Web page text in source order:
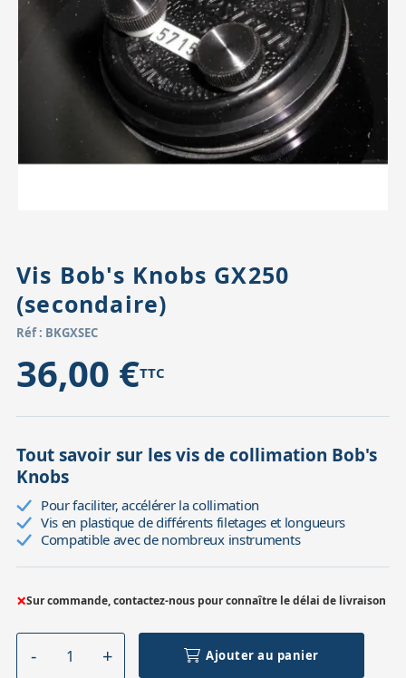
Accessoires pour montures
Têtes
Pièces détachées
Vis Bob's Knobs GX250
(secondaire)
Réf : BKGXSEC
36,00 €TTC
Tout savoir sur les vis de collimation Bob's
Knobs
Pour faciliter, accélérer la collimation
Vis en plastique de différents filetages et longueurs
Compatible avec de nombreux instruments
×Sur commande, contactez-nous pour connaître le délai de livraison
Ajouter au panier